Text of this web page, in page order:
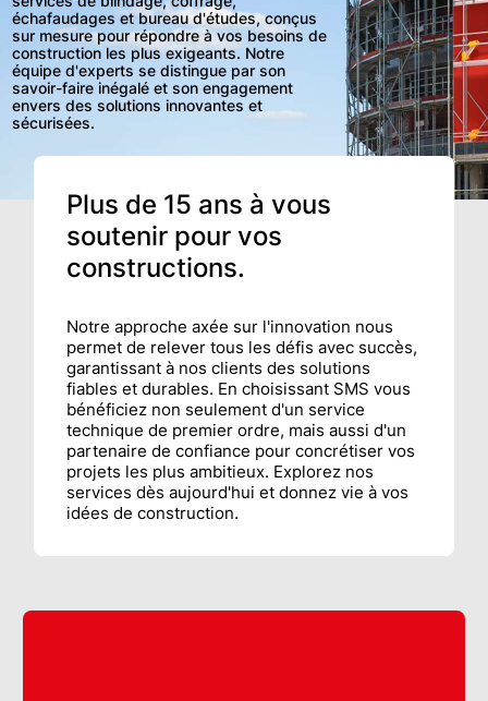
échafaudages et bureau d'études, conçus
sur mesure pour répondre à vos besoins de
construction les plus exigeants. Notre
équipe d'experts se distingue par son
savoir-faire inégalé et son engagement
envers des solutions innovantes et
sécurisées.
Plus de 15 ans à vous
soutenir pour vos
constructions.
Notre approche axée sur l'innovation nous
permet de relever tous les défis avec succès,
garantissant à nos clients des solutions
fiables et durables. En choisissant SMS vous
bénéficiez non seulement d'un service
technique de premier ordre, mais aussi d'un
partenaire de confiance pour concrétiser vos
projets les plus ambitieux. Explorez nos
services dès aujourd'hui et donnez vie à vos
idées de construction.